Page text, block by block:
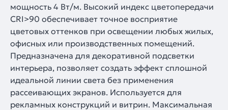
мощность 4 Вт/м. Высокий индекс цветопередачи
CRI>90 обеспечивает точное восприятие
цветовых оттенков при освещении любых жилых,
офисных или производственных помещений.
Предназначена для декоративной подсветки
интерьера, позволяет создать эффект сплошной
идеальной линии света без применения
рассеивающих экранов. Используется для
рекламных конструкций и витрин. Максимальная